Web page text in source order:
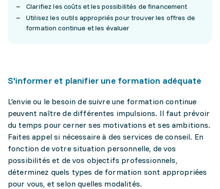
Clarifiez les coûts et les possibilités de financement
Utilisez les outils appropriés pour trouver les offres de
formation continue et les évaluer
S'informer et planifier une formation adéquate
L'envie ou le besoin de suivre une formation continue
peuvent naître de différentes impulsions. Il faut prévoir
du temps pour cerner ses motivations et ses ambitions.
Faites appel si nécessaire à des services de conseil. En
fonction de votre situation personnelle, de vos
possibilités et de vos objectifs professionnels,
déterminez quels types de formation sont appropriées
pour vous, et selon quelles modalités.